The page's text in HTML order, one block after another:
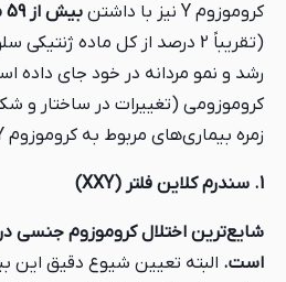
کروموزوم Y نیز با داشتن بیش از 59 میلیون
(تقریباً 2 درصد از کل ماده
رشد و نمو مردانه در خود جای داده
کروموزومی (تغییرات در ساختار و
زمره بیماری‌های مربوط به کروموزوم Y قرار دارند، مانند:
1. سندرم کلاین فلتر (XXY)
شایع‌ترین اختلال کروموزوم جنسی در
است. البته تعیین شیوع دقیق این